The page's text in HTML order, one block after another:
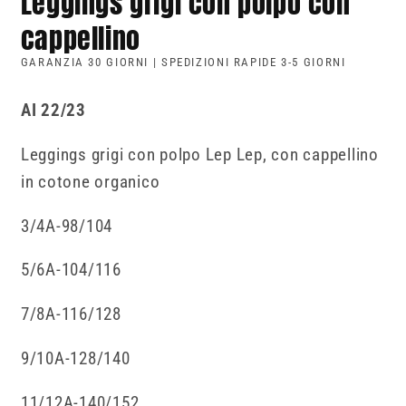
cappellino
GARANZIA 30 GIORNI | SPEDIZIONI RAPIDE 3-5 GIORNI
AI 22/23
Leggings grigi con polpo Lep Lep, con cappellino
in cotone organico
3/4A-98/104
5/6A-104/116
7/8A-116/128
9/10A-128/140